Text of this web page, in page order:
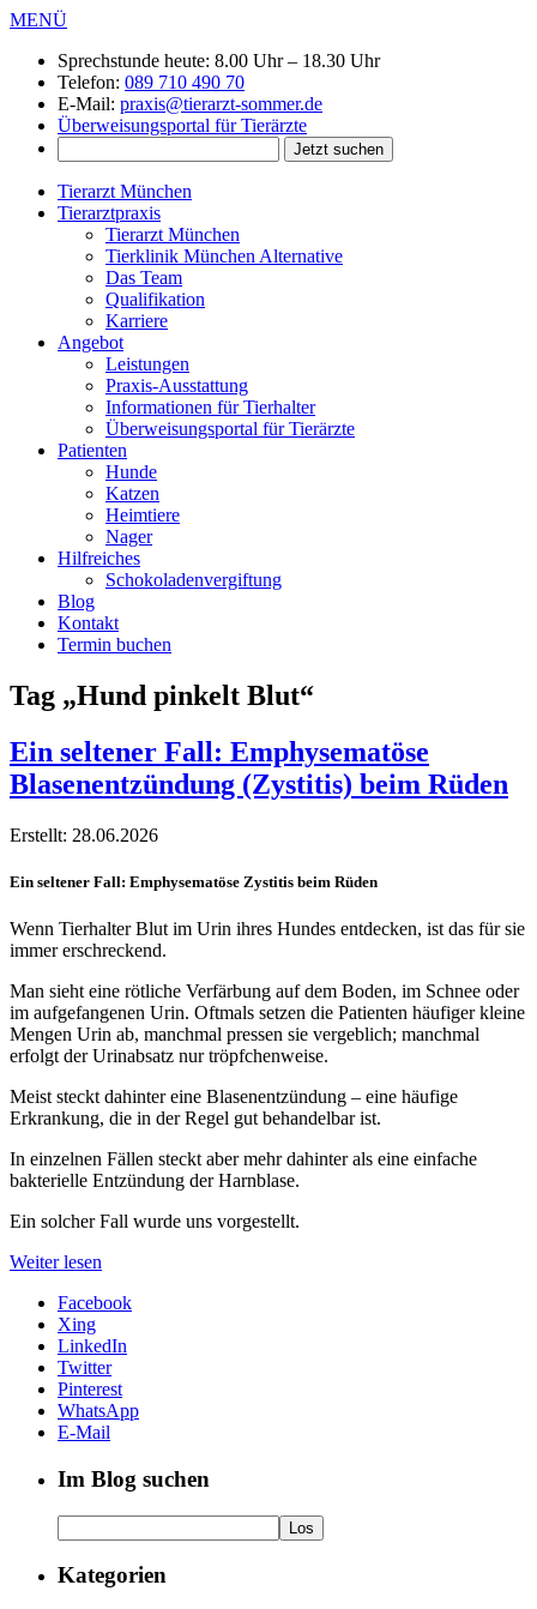
MENÜ
Sprechstunde heute: 8.00 Uhr – 18.30 Uhr
Telefon: 089 710 490 70
E-Mail: praxis@tierarzt-sommer.de
Überweisungsportal für Tierärzte
Tierarzt München
Tierarztpraxis
Tierarzt München
Tierklinik München Alternative
Das Team
Qualifikation
Karriere
Angebot
Leistungen
Praxis-Ausstattung
Informationen für Tierhalter
Überweisungsportal für Tierärzte
Patienten
Hunde
Katzen
Heimtiere
Nager
Hilfreiches
Schokoladenvergiftung
Blog
Kontakt
Termin buchen
Tag „Hund pinkelt Blut“
Ein seltener Fall: Emphysematöse
Blasenentzündung (Zystitis) beim Rüden
Erstellt: 28.06.2026
Ein seltener Fall: Emphysematöse Zystitis beim Rüden
Wenn Tierhalter Blut im Urin ihres Hundes entdecken, ist das für sie
immer erschreckend.
Man sieht eine rötliche Verfärbung auf dem Boden, im Schnee oder
im aufgefangenen Urin. Oftmals setzen die Patienten häufiger kleine
Mengen Urin ab, manchmal pressen sie vergeblich; manchmal
erfolgt der Urinabsatz nur tröpfchenweise.
Meist steckt dahinter eine Blasenentzündung – eine häufige
Erkrankung, die in der Regel gut behandelbar ist.
In einzelnen Fällen steckt aber mehr dahinter als eine einfache
bakterielle Entzündung der Harnblase.
Ein solcher Fall wurde uns vorgestellt.
Weiter lesen
Facebook
Xing
LinkedIn
Twitter
Pinterest
WhatsApp
E-Mail
Im Blog suchen
Kategorien